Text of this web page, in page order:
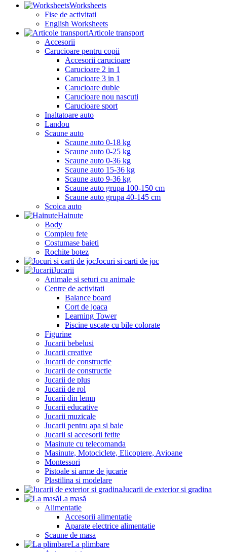
Worksheets
Fise de activitati
English Worksheets
Articole transport
Accesorii
Carucioare pentru copii
Accesorii carucioare
Carucioare 2 in 1
Carucioare 3 in 1
Carucioare duble
Carucioare nou nascuti
Carucioare sport
Inaltatoare auto
Landou
Scaune auto
Scaune auto 0-18 kg
Scaune auto 0-25 kg
Scaune auto 0-36 kg
Scaune auto 15-36 kg
Scaune auto 9-36 kg
Scaune auto grupa 100-150 cm
Scaune auto grupa 40-145 cm
Scoica auto
Hainute
Body
Compleu fete
Costumase baieti
Rochite botez
Jocuri si carti de joc
Jucarii
Animale si seturi cu animale
Centre de activitati
Balance board
Cort de joaca
Learning Tower
Piscine uscate cu bile colorate
Figurine
Jucarii bebelusi
Jucarii creative
Jucarii de constructie
Jucarii de constructie
Jucarii de plus
Jucarii de rol
Jucarii din lemn
Jucarii educative
Jucarii muzicale
Jucarii pentru apa si baie
Jucarii si accesorii fetite
Masinute cu telecomanda
Masinute, Motociclete, Elicoptere, Avioane
Montessori
Pistoale si arme de jucarie
Plastilina si modelare
Jucarii de exterior si gradina
La masă
Alimentatie
Accesorii alimentatie
Aparate electrice alimentatie
Scaune de masa
La plimbare